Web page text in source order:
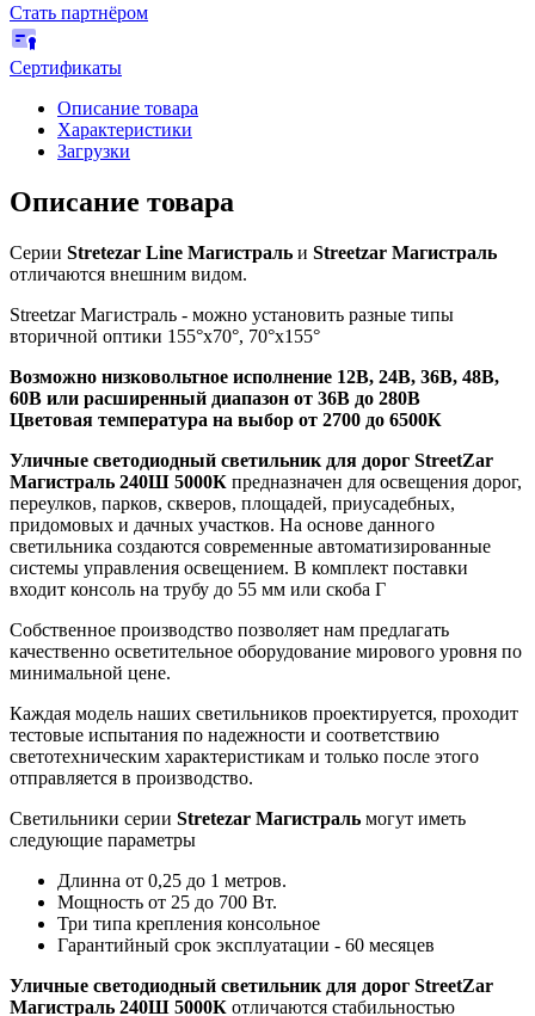
Стать партнёром
Сертификаты
Описание товара
Характеристики
Загрузки
Описание товара
Серии Stretezar Line Магистраль и Streetzar Магистраль
отличаются внешним видом.
Streetzar Магистраль - можно установить разные типы
вторичной оптики 155°х70°, 70°х155°
Возможно низковольтное исполнение 12В, 24В, 36В, 48В,
60В или расширенный диапазон от 36В до 280В
Цветовая температура на выбор от 2700 до 6500К
Уличные светодиодный светильник для дорог StreetZar
Магистраль 240Ш 5000К предназначен для освещения дорог,
переулков, парков, скверов, площадей, приусадебных,
придомовых и дачных участков. На основе данного
светильника создаются современные автоматизированные
системы управления освещением. В комплект поставки
входит консоль на трубу до 55 мм или скоба Г
Собственное производство позволяет нам предлагать
качественно осветительное оборудование мирового уровня по
минимальной цене.
Каждая модель наших светильников проектируется, проходит
тестовые испытания по надежности и соответствию
светотехническим характеристикам и только после этого
отправляется в производство.
Светильники серии Stretezar Магистраль могут иметь
следующие параметры
Длинна от 0,25 до 1 метров.
Мощность от 25 до 700 Вт.
Три типа крепления консольное
Гарантийный срок эксплуатации - 60 месяцев
Уличные светодиодный светильник для дорог StreetZar
Магистраль 240Ш 5000К отличаются стабильностью